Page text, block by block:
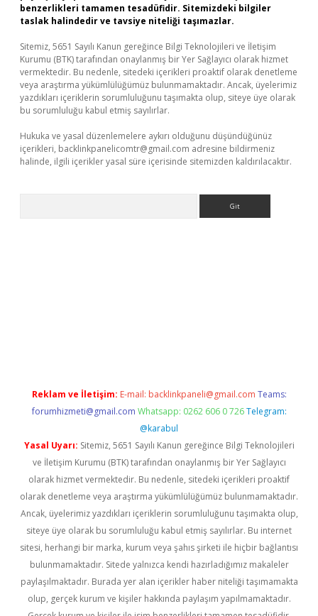
benzerlikleri tamamen tesadüfidir. Sitemizdeki bilgiler
taslak halindedir ve tavsiye niteliği taşımazlar.
Sitemiz, 5651 Sayılı Kanun gereğince Bilgi Teknolojileri ve İletişim
Kurumu (BTK) tarafından onaylanmış bir Yer Sağlayıcı olarak hizmet
vermektedir. Bu nedenle, sitedeki içerikleri proaktif olarak denetleme
veya araştırma yükümlülüğümüz bulunmamaktadır. Ancak, üyelerimiz
yazdıkları içeriklerin sorumluluğunu taşımakta olup, siteye üye olarak
bu sorumluluğu kabul etmiş sayılırlar.
Hukuka ve yasal düzenlemelere aykırı olduğunu düşündüğünüz
içerikleri, backlinkpanelicomtr@gmail.com adresine bildirmeniz
halinde, ilgili içerikler yasal süre içerisinde sitemizden kaldırılacaktır.
Reklam ve İletişim: E-mail: backlinkpaneli@gmail.com Teams:
forumhizmeti@gmail.com Whatsapp: 0262 606 0 726 Telegram:
@karabul
Yasal Uyarı: Sitemiz, 5651 Sayılı Kanun gereğince Bilgi Teknolojileri
ve İletişim Kurumu (BTK) tarafından onaylanmış bir Yer Sağlayıcı
olarak hizmet vermektedir. Bu nedenle, sitedeki içerikleri proaktif
olarak denetleme veya araştırma yükümlülüğümüz bulunmamaktadır.
Ancak, üyelerimiz yazdıkları içeriklerin sorumluluğunu taşımakta olup,
siteye üye olarak bu sorumluluğu kabul etmiş sayılırlar. Bu internet
sitesi, herhangi bir marka, kurum veya şahıs şirketi ile hiçbir bağlantısı
bulunmamaktadır. Sitede yalnızca kendi hazırladığımız makaleler
paylaşılmaktadır. Burada yer alan içerikler haber niteliği taşımamakta
olup, gerçek kurum ve kişiler hakkında paylaşım yapılmamaktadır.